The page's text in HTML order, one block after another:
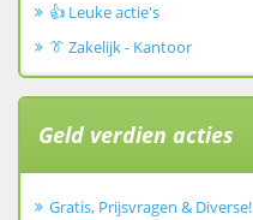
👍 Leuke actie's
👔 Zakelijk - Kantoor
Geld verdien acties
Gratis, Prijsvragen & Diverse!